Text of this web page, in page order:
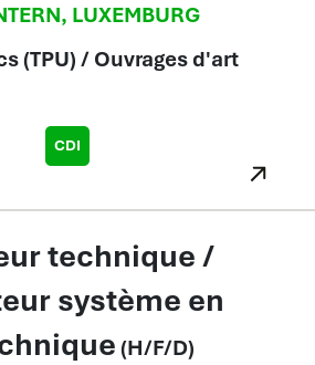
, LUXEMBURG
(TPU) / Ouvrages d'art
CDI
technique /
système en
(H/F/D)